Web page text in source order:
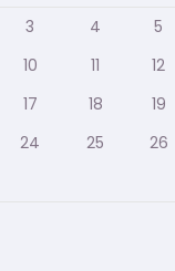
3 4 5
10 11 12
17 18 19
24 25 26